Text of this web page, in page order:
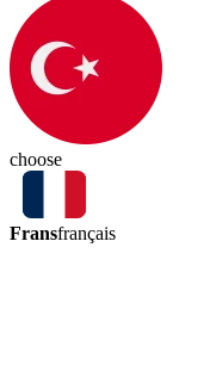
choose
Fransfrançais